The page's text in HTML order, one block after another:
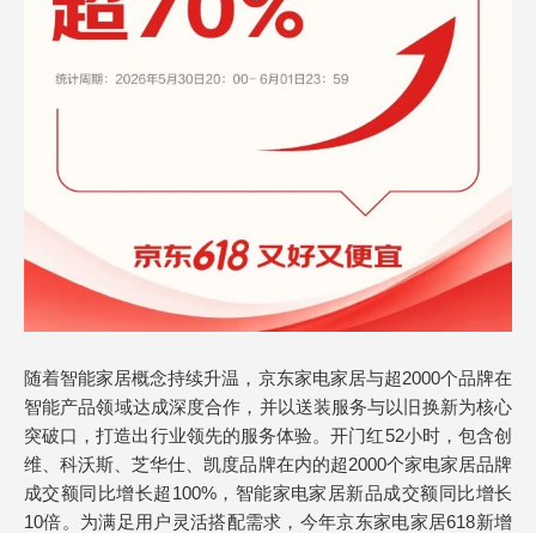
随着智能家居概念持续升温，京东家电家居与超2000个品牌在
智能产品领域达成深度合作，并以送装服务与以旧换新为核心
突破口，打造出行业领先的服务体验。开门红52小时，包含创
维、科沃斯、芝华仕、凯度品牌在内的超2000个家电家居品牌
成交额同比增长超100%，智能家电家居新品成交额同比增长
10倍。为满足用户灵活搭配需求，今年京东家电家居618新增